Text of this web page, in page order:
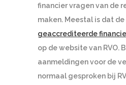
financier vragen van de
maken. Meestal is dat de
geaccrediteerde
op de website van RVO.
aanmeldingen voor de
normaal gesproken bij